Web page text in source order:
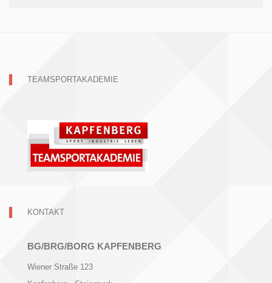
TEAMSPORTAKADEMIE
KONTAKT
BG/BRG/BORG KAPFENBERG
Wiener Straße 123